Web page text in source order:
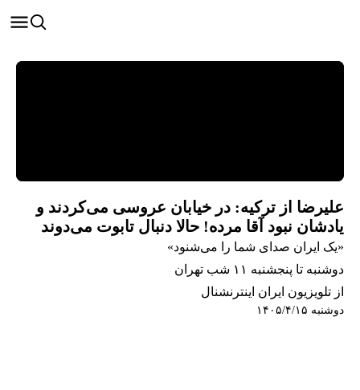
علیرضا از ترکیه: در خیابان عروسی می‌کردند و
یادشان نبود آقا مرده! حالا دنبال تابوت می‌دوند
«یک ایران صدای شما را می‌شنود»
دوشنبه تا پنجشنبه ۱۱ شب تهران
از تلویزیون ایران اینترنشنال
دوشنبه ۱۴۰۵/۴/۱۵